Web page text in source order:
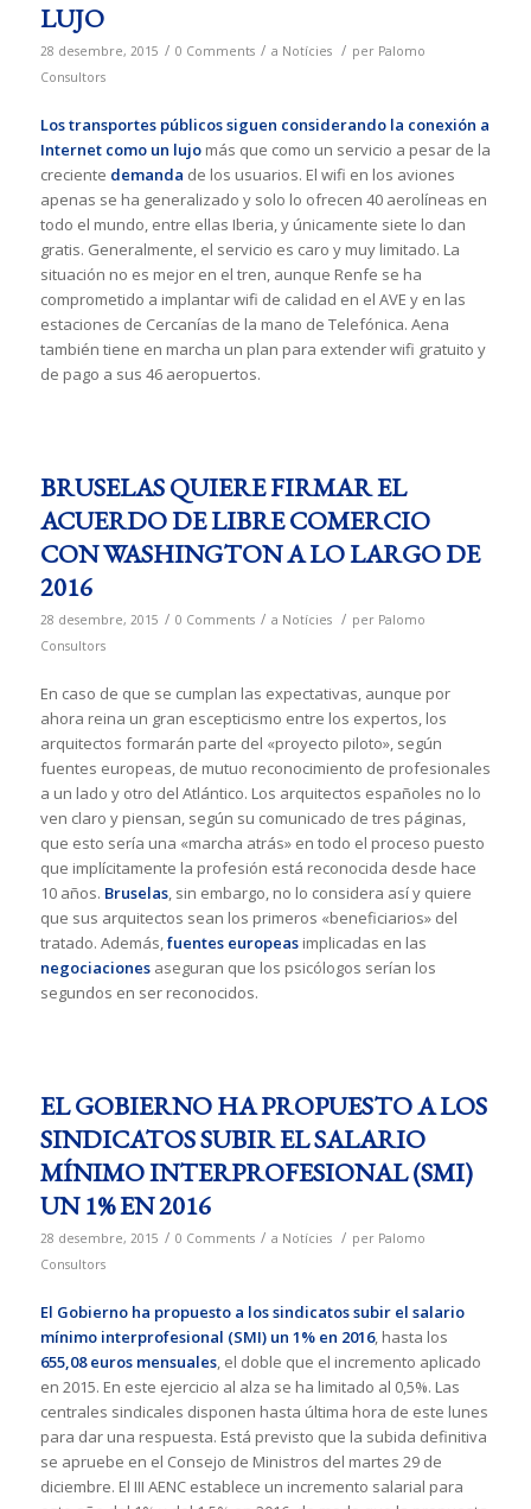
LUJO
28 desembre, 2015 / 0 Comments / a Notícies / per Palomo
Consultors
Los transportes públicos siguen considerando la conexión a
Internet como un lujomás que como un servicio a pesar de la
creciente demanda de los usuarios. El wifi en los aviones
apenas se ha generalizado y solo lo ofrecen 40 aerolíneas en
todo el mundo, entre ellas Iberia, y únicamente siete lo dan
gratis. Generalmente, el servicio es caro y muy limitado. La
situación no es mejor en el tren, aunque Renfe se ha
comprometido a implantar wifi de calidad en el AVE y en las
estaciones de Cercanías de la mano de Telefónica. Aena
también tiene en marcha un plan para extender wifi gratuito y
de pago a sus 46 aeropuertos.
BRUSELAS QUIERE FIRMAR EL
ACUERDO DE LIBRE COMERCIO
CON WASHINGTON A LO LARGO DE
2016
28 desembre, 2015 / 0 Comments / a Notícies / per Palomo
Consultors
En caso de que se cumplan las expectativas, aunque por
ahora reina un gran escepticismo entre los expertos, los
arquitectos formarán parte del «proyecto piloto», según
fuentes europeas, de mutuo reconocimiento de profesionales
a un lado y otro del Atlántico. Los arquitectos españoles no lo
ven claro y piensan, según su comunicado de tres páginas,
que esto sería una «marcha atrás» en todo el proceso puesto
que implícitamente la profesión está reconocida desde hace
10 años. Bruselas, sin embargo, no lo considera así y quiere
que sus arquitectos sean los primeros «beneficiarios» del
tratado. Además,fuentes europeasimplicadas en las
negociacionesaseguran que los psicólogos serían los
segundos en ser reconocidos.
EL GOBIERNO HA PROPUESTO A LOS
SINDICATOS SUBIR EL SALARIO
MÍNIMO INTERPROFESIONAL (SMI)
UN 1% EN 2016
28 desembre, 2015 / 0 Comments / a Notícies / per Palomo
Consultors
El Gobierno ha propuesto a los sindicatos subir el salario
mínimo interprofesional (SMI) un 1% en 2016, hasta los
655,08 euros mensuales, el doble que el incremento aplicado
en 2015. En este ejercicio al alza se ha limitado al 0,5%. Las
centrales sindicales disponen hasta última hora de este lunes
para dar una respuesta. Está previsto que la subida definitiva
se apruebe en el Consejo de Ministros del martes 29 de
diciembre. El III AENC establece un incremento salarial para